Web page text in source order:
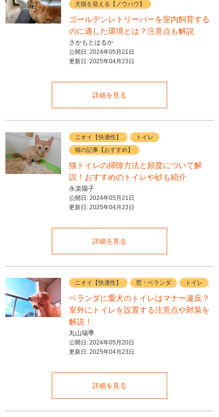
犬猫を迎える【ノウハウ】
ゴールデンレトリーバーを室内飼育する
のに適した環境とは？注意点も解説
さかもとはるか
公開日: 2024年05月21日
更新日: 2025年04月23日
詳細を見る
ニオイ【快適性】
トイレ
猫の記事【おすすめ】
猫トイレの掃除方法と頻度について解
説！おすすめのトイレや砂も紹介
永楽陽子
公開日: 2024年05月21日
更新日: 2025年04月23日
詳細を見る
ニオイ【快適性】 窓・ベランダ トイレ
ベランダに愛犬のトイレはマナー違反？
室外にトイレを設置する注意点や対策を
解説！
丸山瑞季
公開日: 2024年05月20日
更新日: 2025年04月23日
詳細を見る